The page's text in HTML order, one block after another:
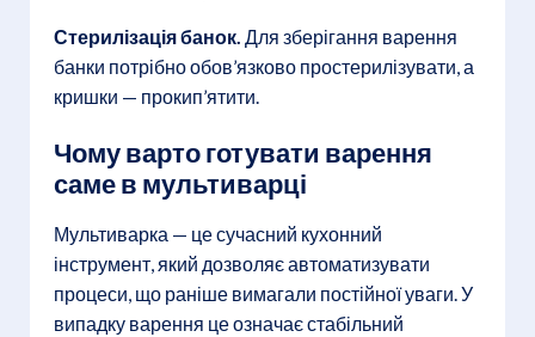
Стерилізація банок. Для зберігання варення
банки потрібно обов’язково простерилізувати, а
кришки — прокип’ятити.
Чому варто готувати варення
саме в мультиварці
Мультиварка — це сучасний кухонний
інструмент, який дозволяє автоматизувати
процеси, що раніше вимагали постійної уваги. У
випадку варення це означає стабільний